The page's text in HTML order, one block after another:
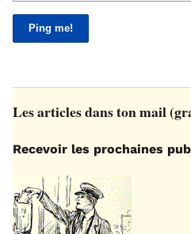
Les articles dans ton mail
Recevoir les prochaines